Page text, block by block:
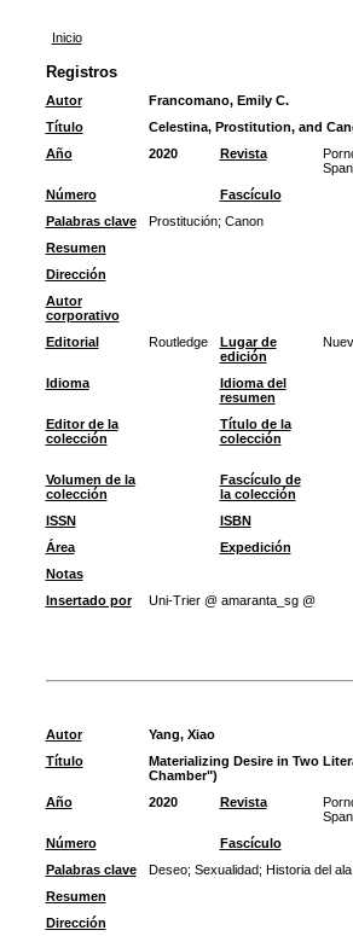
Inicio
Registros
Autor
Francomano, Emily C.
Título
Celestina, Prostitution, and
Año
2020 Revista
Número
Fascículo
Palabras clave
Prostitución; Canon
Resumen
Dirección
Autor
corporativo
Editorial
Routledge
Lugar de
edición
Idioma
Idioma del
resumen
Editor de la
colección
Título de la
colección
Volumen de la
colección
Fascículo de
la colección
ISSN
ISBN
Área
Expedición
Notas
Insertado por
Uni-Trier @ amaranta_sg @
Autor
Yang, Xiao
Título
Materializing Desire in Two
Chamber")
Año
2020 Revista
Número
Fascículo
Palabras clave
Deseo; Sexualidad; Historia del
Resumen
Dirección